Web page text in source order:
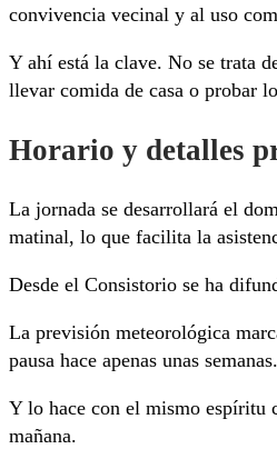
convivencia vecinal y al uso
Y ahí está la clave. No se trata
llevar comida de casa o probar
Horario y detalles
La jornada se desarrollará el
matinal, lo que facilita la
Desde el Consistorio se ha
La previsión meteorológica
pausa hace apenas unas semanas.
Y lo hace con el mismo espíritu
mañana.